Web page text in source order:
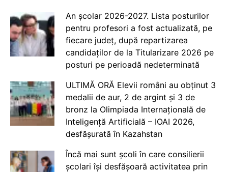
An școlar 2026-2027. Lista posturilor
pentru profesori a fost actualizată, pe
fiecare județ, după repartizarea
candidaților de la Titularizare 2026 pe
posturi pe perioadă nedeterminată
ULTIMĂ ORĂ Elevii români au obținut 3
medalii de aur, 2 de argint și 3 de
bronz la Olimpiada Internațională de
Inteligență Artificială – IOAI 2026,
desfășurată în Kazahstan
Încă mai sunt școli în care consilierii
școlari își desfășoară activitatea prin